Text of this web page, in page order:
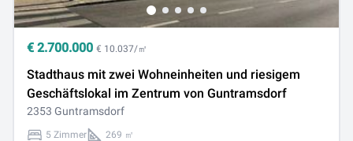
€ 2.700.000 € 10.037/㎡
Stadthaus mit zwei Wohneinheiten und riesigem
Geschäftslokal im Zentrum von Guntramsdorf
2353 Guntramsdorf
5 Zimmer 269 ㎡